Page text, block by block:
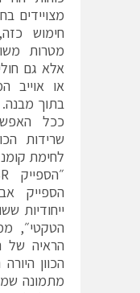
מצויידים
חימוש
מטרות
אלא גם
או אוייב
בתוך
ככל
שרידות
לחימת
הספייק
ייחודיות
הטקטי״,
הראיה של
הכוון